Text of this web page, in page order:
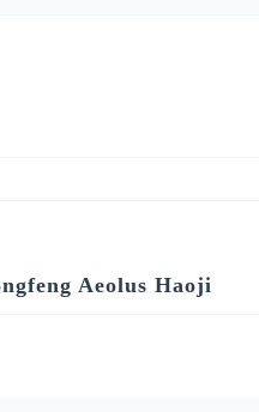
Aeolus Haoji